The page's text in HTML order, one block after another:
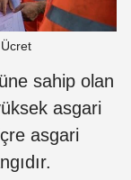
sahip olan
asgari
asgari